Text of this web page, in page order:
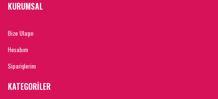
KURUMSAL
Bize Ulaşın
Hesabım
Siparişlerim
KATEGORİLER